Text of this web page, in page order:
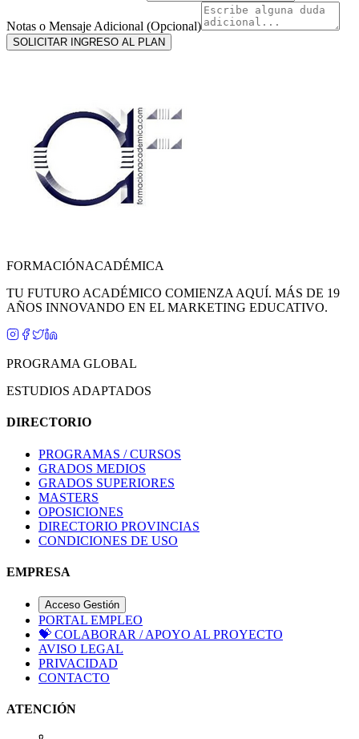
Notas o Mensaje Adicional (Opcional)
SOLICITAR INGRESO AL PLAN
FORMACIÓNACADÉMICA
TU FUTURO ACADÉMICO COMIENZA AQUÍ. MÁS DE 19
AÑOS INNOVANDO EN EL MARKETING EDUCATIVO.
PROGRAMA GLOBAL
ESTUDIOS ADAPTADOS
DIRECTORIO
PROGRAMAS / CURSOS
GRADOS MEDIOS
GRADOS SUPERIORES
MASTERS
OPOSICIONES
DIRECTORIO PROVINCIAS
CONDICIONES DE USO
EMPRESA
Acceso Gestión
PORTAL EMPLEO
💝 COLABORAR / APOYO AL PROYECTO
AVISO LEGAL
PRIVACIDAD
CONTACTO
ATENCIÓN